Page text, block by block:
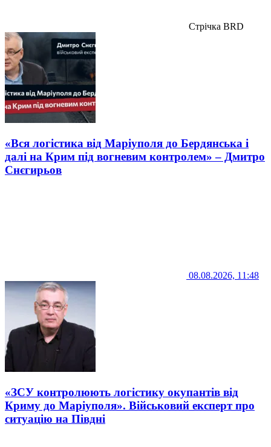
Стрічка BRD
«Вся логістика від Маріуполя до Бердянська і
далі на Крим під вогневим контролем» – Дмитро
Снєгирьов
08.08.2026, 11:48
«ЗСУ контролюють логістику окупантів від
Криму до Маріуполя». Військовий експерт про
ситуацію на Півдні